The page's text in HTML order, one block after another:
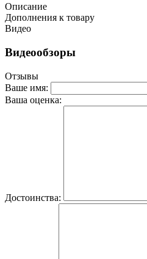
Описание
Дополнения к товару
Видео
Видеообзоры
Отзывы
Ваше имя:
Ваша оценка:
Достоинства: